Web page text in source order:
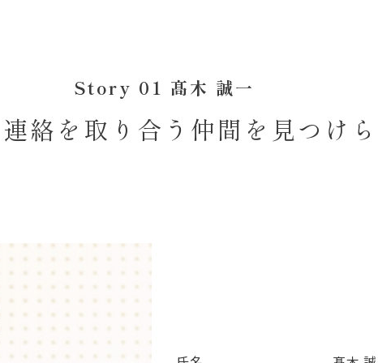
Story 01 髙木 誠一
連絡を取り合う仲間を 見つけ